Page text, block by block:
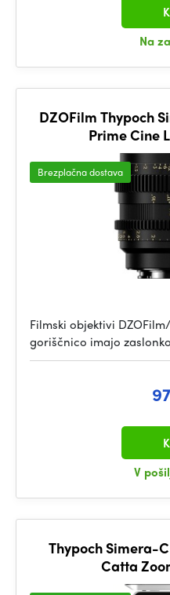
Na
DZOFilm Thypoch
Prime Cine
Brezplačna dostava
Filmski objektivi
goriščnico imajo
V
Thypoch Simera-
Catta